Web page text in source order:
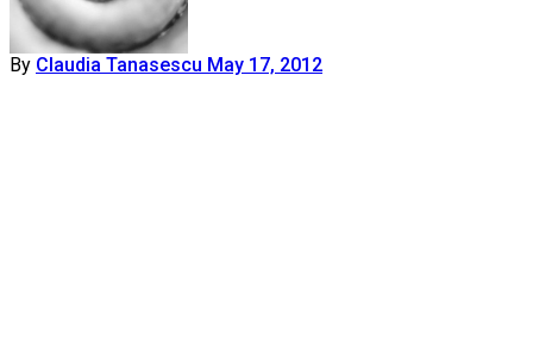
By Claudia Tanasescu May 17, 2012